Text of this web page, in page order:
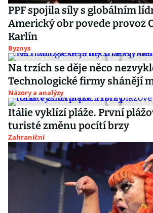
PPF spojila síly s globálním
Americký obr povede provoz
Karlín
Byznys
Na trzích se děje něco
Technologické firmy shánějí
Názory a analýzy
Itálie vyklízí pláže. První
turisté změnu pocítí brzy
Zahraniční